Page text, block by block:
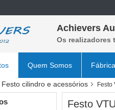
Achievers
Os realizadores
Quem Somos Fábrica
Festo cilindro e acessórios Festo
Festo